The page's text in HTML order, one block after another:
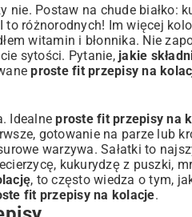
Postaw na chude białko:
różnorodnych! Im więcej
witamin i błonnika. Nie
sytości. Pytanie, jakie
proste fit przepisy na
Idealneproste fit przepisy na
gotowanie na parze lub
warzywa. Sałatki to
kukurydzę z puszki,
, to często wiedza o tym,
fit przepisy na kolacje.